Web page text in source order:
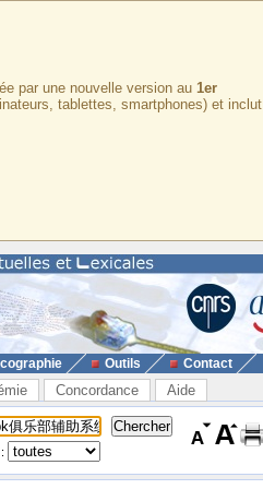
par une nouvelle version au 1er
tablettes, smartphones) et inclut
Outils Contact
Concordance Aide